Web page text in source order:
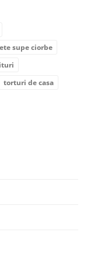
supe ciorbe
torturi de casa